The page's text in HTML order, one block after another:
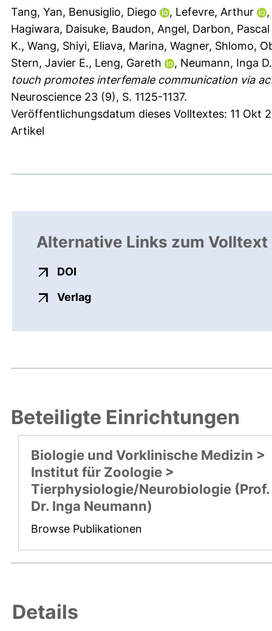
Tang, Yan, Benusiglio, Diego , Lefevre, Arthur
,
Hagiwara, Daisuke, Baudon, Angel, Darbon, Pascal
K., Wang, Shiyi, Eliava, Marina, Wagner, Shlomo,
Stern, Javier E., Leng, Gareth , Neumann, Inga D.
touch promotes interfemale communication via
Neuroscience 23 (9), S. 1125-1137.
Veröffentlichungsdatum dieses Volltextes: 11 Okt
Artikel
Alternative Links zum Volltext
DOI
Verlagexterner Link, öffnet neues
Beteiligte Einrichtungen
Biologie und Vorklinische Medizin >
Institut für Zoologie >
Tierphysiologie/Neurobiologie (Prof.
Dr. Inga Neumann)
Browse Publikationen
Details